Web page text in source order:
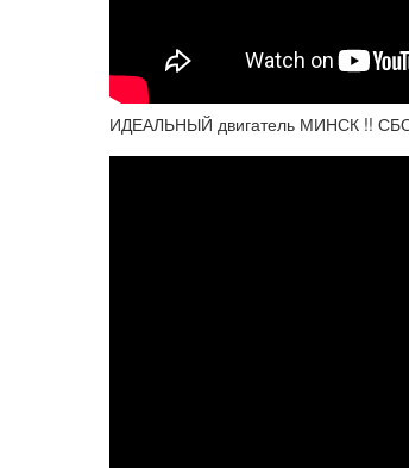
ИДЕАЛЬНЫЙ двигатель МИНСК !!